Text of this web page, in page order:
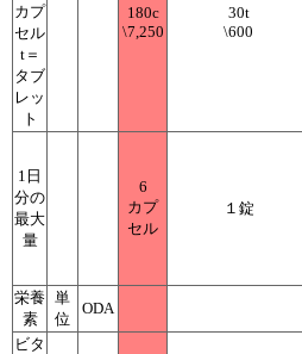
カプ
セル
t＝
タブ
レッ
ト
180c
\7,250
30t
\600
1日
分の
最大
量
6
カプ
セル
１錠
栄養
素
単
位
ODA
ビタ